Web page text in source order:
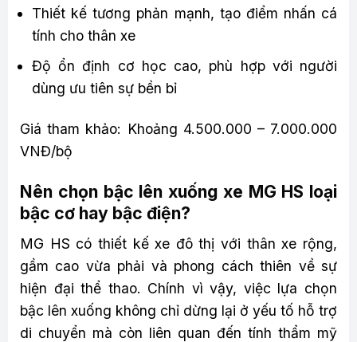
Thiết kế tương phản mạnh, tạo điểm nhấn cá
tính cho thân xe
Độ ổn định cơ học cao, phù hợp với người
dùng ưu tiên sự bền bỉ
Giá tham khảo: Khoảng 4.500.000 – 7.000.000
VNĐ/bộ
Nên chọn bậc lên xuống xe MG HS loại
bậc cơ hay bậc điện?
MG HS có thiết kế xe đô thị với thân xe rộng,
gầm cao vừa phải và phong cách thiên về sự
hiện đại thể thao. Chính vì vậy, việc lựa chọn
bậc lên xuống không chỉ dừng lại ở yếu tố hỗ trợ
di chuyển mà còn liên quan đến tính thẩm mỹ